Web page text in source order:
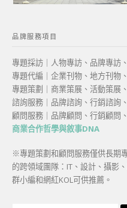
品牌服務項目
專題採訪｜人物專訪、品牌專訪
專題代編｜企業刊物、地方刊物
專題策劃｜商業策展、活動策展
諮詢服務｜品牌諮詢、行銷諮詢
顧問服務｜品牌顧問、行銷顧問
商業合作哲學與敘事DNA
※專題策劃和顧問服務僅供長期
的跨領域團隊：IT、設計、攝影
群小編和網紅KOL可供推薦。